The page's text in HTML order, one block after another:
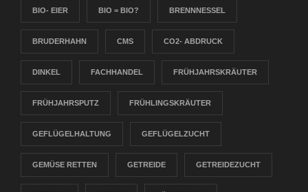
BIO- EIER BIO = BIO? BRENNNESSEL
BRUDERHAHN CMS CO2- ABDRUCK
DINKEL FACHHANDEL FRÜHJAHRSKRÄUTER
FRÜHJAHRSPUTZ FRÜHLINGSKRÄUTER
GEFLÜGELHALTUNG GEFLÜGELZUCHT
GEMÜSE RETTEN GETREIDE GETREIDEZUCHT